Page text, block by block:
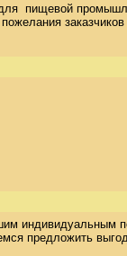
пищевой
предложить